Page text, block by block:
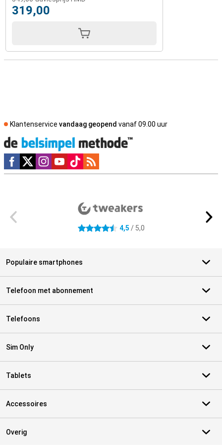
319,00
Klantenservice vandaag geopend vanaf 09.00 uur
Social media
4.5 sterren 4,5 / 5,0
Populaire smartphones
Telefoon met abonnement
Telefoons
Sim Only
Tablets
Accessoires
Overig